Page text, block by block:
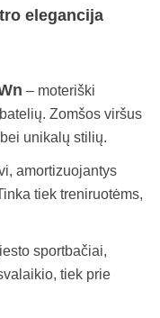
elegancija
– moteriški
Zomšos viršus
unikalų stilių.
amortizuojantys
tiek treniruotėms,
sportbačiai,
tiek prie